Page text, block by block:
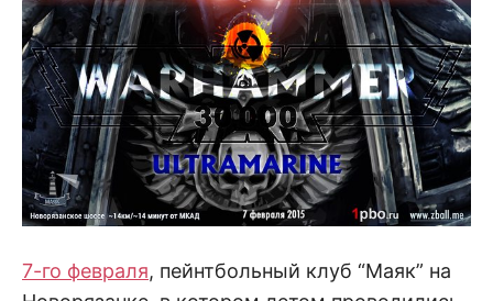
7-го февраля, пейнтбольный клуб “Маяк” на